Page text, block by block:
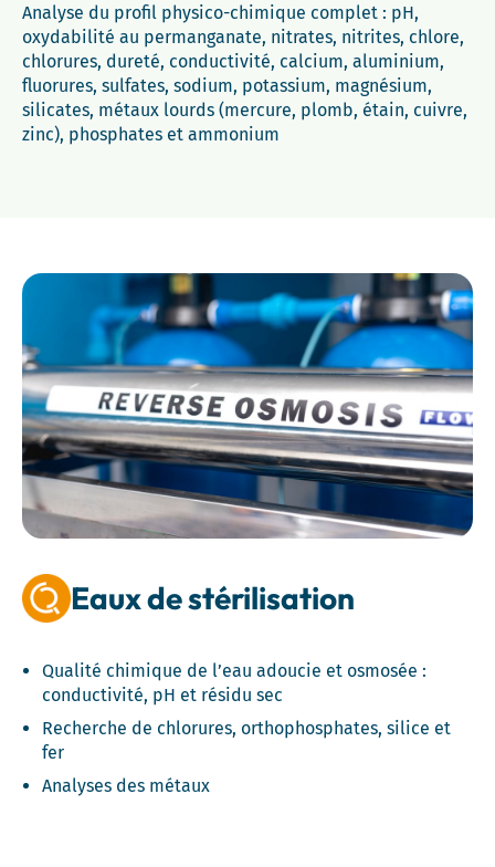
Analyse du profil physico-chimique complet : pH,
oxydabilité au permanganate, nitrates, nitrites, chlore,
chlorures, dureté, conductivité, calcium, aluminium,
fluorures, sulfates, sodium, potassium, magnésium,
silicates, métaux lourds (mercure, plomb, étain, cuivre,
zinc), phosphates et ammonium
Eaux de stérilisation
Qualité chimique de l’eau adoucie et osmosée :
conductivité, pH et résidu sec
Recherche de chlorures, orthophosphates, silice et
fer
Analyses des métaux